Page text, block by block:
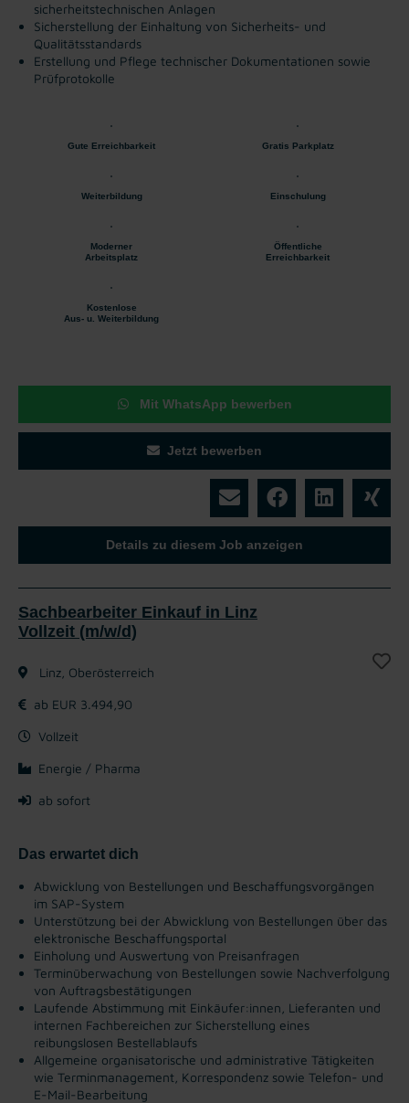
sicherheitstechnischen Anlagen
Sicherstellung der Einhaltung von Sicherheits- und
Qualitätsstandards
Erstellung und Pflege technischer Dokumentationen sowie
Prüfprotokolle
Gute Erreichbarkeit Gratis Parkplatz
Weiterbildung Einschulung
Moderner
Arbeitsplatz
Öffentliche
Erreichbarkeit
Kostenlose
Aus- u. Weiterbildung
Mit WhatsApp bewerben
Jetzt bewerben
Details zu diesem Job anzeigen
Sachbearbeiter Einkauf in Linz
Vollzeit (m/w/d)
Linz, Oberösterreich
ab EUR 3.494,90
Vollzeit
Energie / Pharma
ab sofort
Das erwartet dich
Abwicklung von Bestellungen und Beschaffungsvorgängen
im SAP-System
Unterstützung bei der Abwicklung von Bestellungen über das
elektronische Beschaffungsportal
Einholung und Auswertung von Preisanfragen
Terminüberwachung von Bestellungen sowie Nachverfolgung
von Auftragsbestätigungen
Laufende Abstimmung mit Einkäufer:innen, Lieferanten und
internen Fachbereichen zur Sicherstellung eines
reibungslosen Bestellablaufs
Allgemeine organisatorische und administrative Tätigkeiten
wie Terminmanagement, Korrespondenz sowie Telefon- und
E-Mail-Bearbeitung